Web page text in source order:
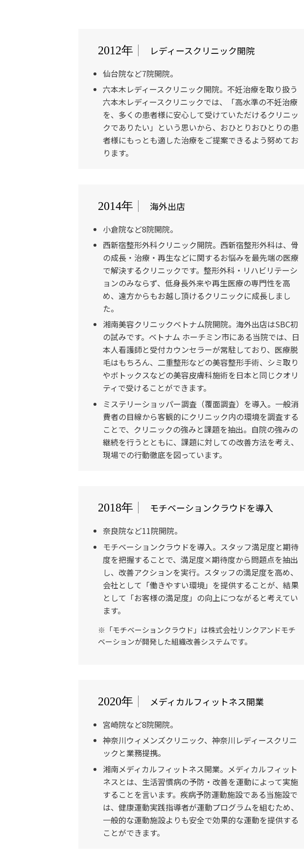
2012年
レディースクリニック開院
仙台院など7院開院。
六本木レディースクリニック開院。不妊治療を取り扱う
六本木レディースクリニックでは、「高水準の不妊治療
を、多くの患者様に安心して受けていただけるクリニッ
クでありたい」という思いから、おひとりおひとりの患
者様にもっとも適した治療をご提案できるよう努めてお
ります。
2014年 海外出店
小倉院など8院開院。
西新宿整形外科クリニック開院。西新宿整形外科は、骨
の成長・治療・再生などに関するお悩みを最先端の医療
で解決するクリニックです。整形外科・リハビリテーシ
ョンのみならず、低身長外来や再生医療の専門性を高
め、遠方からもお越し頂けるクリニックに成長しまし
た。
湘南美容クリニックベトナム院開院。海外出店はSBC初
の試みです。ベトナム ホーチミン市にある当院では、日
本人看護師と受付カウンセラーが常駐しており、医療脱
毛はもちろん、二重整形などの美容整形手術、シミ取り
やボトックスなどの美容皮膚科施術を日本と同じクオリ
ティで受けることができます。
ミステリーショッパー調査（覆面調査）を導入。一般消
費者の目線から客観的にクリニック内の環境を調査する
ことで、クリニックの強みと課題を抽出。自院の強みの
継続を行うとともに、課題に対しての改善方法を考え、
現場での行動徹底を図っています。
2018年 モチベーションクラウドを導入
奈良院など11院開院。
モチベーションクラウドを導入。スタッフ満足度と期待
度を把握することで、満足度×期待度から問題点を抽出
し、改善アクションを実行。スタッフの満足度を高め、
会社として「働きやすい環境」を提供することが、結果
として「お客様の満足度」の向上につながると考えてい
ます。
※「モチベーションクラウド」は株式会社リンクアンドモチ
ベーションが開発した組織改善システムです。
2020年 メディカルフィットネス開業
宮崎院など8院開院。
神奈川ウィメンズクリニック、神奈川レディースクリニ
ックと業務提携。
湘南メディカルフィットネス開業。メディカルフィット
ネスとは、生活習慣病の予防・改善を運動によって実施
することを言います。疾病予防運動施設である当施設で
は、健康運動実践指導者が運動プログラムを組むため、
一般的な運動施設よりも安全で効果的な運動を提供する
ことができます。